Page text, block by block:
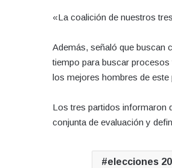
«La coalición de nuestros
Además, señaló que buscan
tiempo para buscar
los mejores hombres de este
Los tres partidos informaron
conjunta de evaluación y
elecciones